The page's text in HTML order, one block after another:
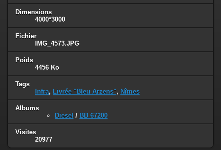
Dimensions
4000*3000
Fichier
IMG_4573.JPG
Poids
4456 Ko
Tags
Infra, Livrée "Bleu Arzens", Nîmes
Albums
Diesel / BB 67200
Visites
20977